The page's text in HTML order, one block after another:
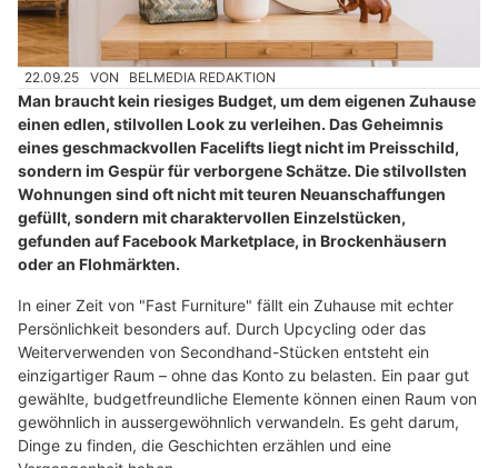
22.09.25 VON BELMEDIA REDAKTION
Man braucht kein riesiges Budget, um dem eigenen Zuhause
einen edlen, stilvollen Look zu verleihen. Das Geheimnis
eines geschmackvollen Facelifts liegt nicht im Preisschild,
sondern im Gespür für verborgene Schätze. Die stilvollsten
Wohnungen sind oft nicht mit teuren Neuanschaffungen
gefüllt, sondern mit charaktervollen Einzelstücken,
gefunden auf Facebook Marketplace, in Brockenhäusern
oder an Flohmärkten.
In einer Zeit von "Fast Furniture" fällt ein Zuhause mit echter
Persönlichkeit besonders auf. Durch Upcycling oder das
Weiterverwenden von Secondhand-Stücken entsteht ein
einzigartiger Raum – ohne das Konto zu belasten. Ein paar gut
gewählte, budgetfreundliche Elemente können einen Raum von
gewöhnlich in aussergewöhnlich verwandeln. Es geht darum,
Dinge zu finden, die Geschichten erzählen und eine